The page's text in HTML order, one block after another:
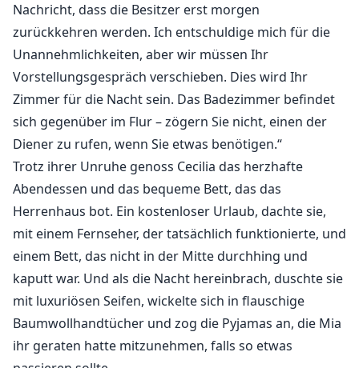
Nachricht, dass die Besitzer erst morgen
zurückkehren werden. Ich entschuldige mich für die
Unannehmlichkeiten, aber wir müssen Ihr
Vorstellungsgespräch verschieben. Dies wird Ihr
Zimmer für die Nacht sein. Das Badezimmer befindet
sich gegenüber im Flur – zögern Sie nicht, einen der
Diener zu rufen, wenn Sie etwas benötigen.“
Trotz ihrer Unruhe genoss Cecilia das herzhafte
Abendessen und das bequeme Bett, das das
Herrenhaus bot. Ein kostenloser Urlaub, dachte sie,
mit einem Fernseher, der tatsächlich funktionierte, und
einem Bett, das nicht in der Mitte durchhing und
kaputt war. Und als die Nacht hereinbrach, duschte sie
mit luxuriösen Seifen, wickelte sich in flauschige
Baumwollhandtücher und zog die Pyjamas an, die Mia
ihr geraten hatte mitzunehmen, falls so etwas